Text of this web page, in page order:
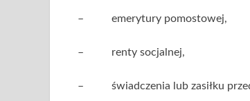
– emerytury pomostowej,
– renty socjalnej,
– świadczenia lub zasiłku